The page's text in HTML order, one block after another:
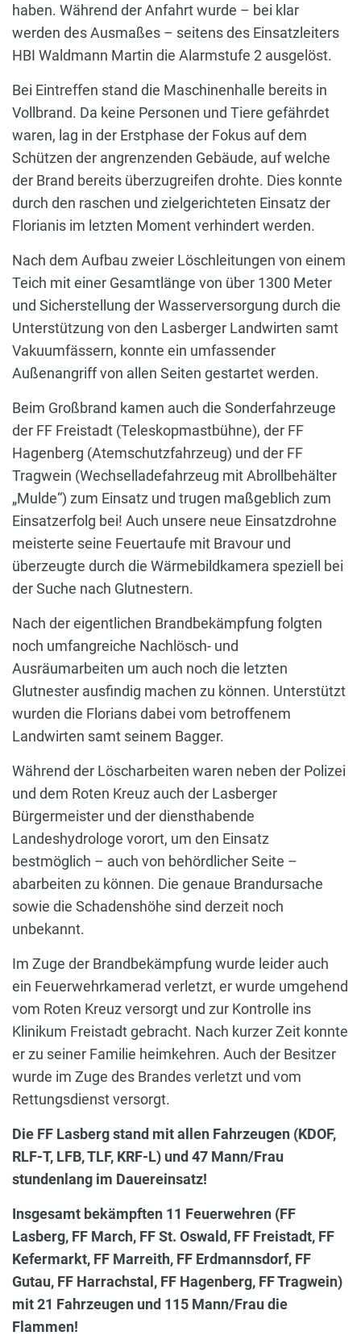
haben. Während der Anfahrt wurde – bei klar
werden des Ausmaßes – seitens des Einsatzleiters
HBI Waldmann Martin die Alarmstufe 2 ausgelöst.
Bei Eintreffen stand die Maschinenhalle bereits in
Vollbrand. Da keine Personen und Tiere gefährdet
waren, lag in der Erstphase der Fokus auf dem
Schützen der angrenzenden Gebäude, auf welche
der Brand bereits überzugreifen drohte. Dies konnte
durch den raschen und zielgerichteten Einsatz der
Florianis im letzten Moment verhindert werden.
Nach dem Aufbau zweier Löschleitungen von einem
Teich mit einer Gesamtlänge von über 1300 Meter
und Sicherstellung der Wasserversorgung durch die
Unterstützung von den Lasberger Landwirten samt
Vakuumfässern, konnte ein umfassender
Außenangriff von allen Seiten gestartet werden.
Beim Großbrand kamen auch die Sonderfahrzeuge
der FF Freistadt (Teleskopmastbühne), der FF
Hagenberg (Atemschutzfahrzeug) und der FF
Tragwein (Wechselladefahrzeug mit Abrollbehälter
„Mulde“) zum Einsatz und trugen maßgeblich zum
Einsatzerfolg bei! Auch unsere neue Einsatzdrohne
meisterte seine Feuertaufe mit Bravour und
überzeugte durch die Wärmebildkamera speziell bei
der Suche nach Glutnestern.
Nach der eigentlichen Brandbekämpfung folgten
noch umfangreiche Nachlösch- und
Ausräumarbeiten um auch noch die letzten
Glutnester ausfindig machen zu können. Unterstützt
wurden die Florians dabei vom betroffenem
Landwirten samt seinem Bagger.
Während der Löscharbeiten waren neben der Polizei
und dem Roten Kreuz auch der Lasberger
Bürgermeister und der diensthabende
Landeshydrologe vorort, um den Einsatz
bestmöglich – auch von behördlicher Seite –
abarbeiten zu können. Die genaue Brandursache
sowie die Schadenshöhe sind derzeit noch
unbekannt.
Im Zuge der Brandbekämpfung wurde leider auch
ein Feuerwehrkamerad verletzt, er wurde umgehend
vom Roten Kreuz versorgt und zur Kontrolle ins
Klinikum Freistadt gebracht. Nach kurzer Zeit konnte
er zu seiner Familie heimkehren. Auch der Besitzer
wurde im Zuge des Brandes verletzt und vom
Rettungsdienst versorgt.
Die FF Lasberg stand mit allen Fahrzeugen (KDOF,
RLF-T, LFB, TLF, KRF-L) und 47 Mann/Frau
stundenlang im Dauereinsatz!
Insgesamt bekämpften 11 Feuerwehren (FF
Lasberg, FF March, FF St. Oswald, FF Freistadt, FF
Kefermarkt, FF Marreith, FF Erdmannsdorf, FF
Gutau, FF Harrachstal, FF Hagenberg, FF Tragwein)
mit 21 Fahrzeugen und 115 Mann/Frau die
Flammen!